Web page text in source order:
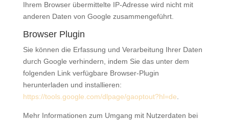
Ihrem Browser übermittelte IP-Adresse wird nicht mit
anderen Daten von Google zusammengeführt.
Browser Plugin
Sie können die Erfassung und Verarbeitung Ihrer Daten
durch Google verhindern, indem Sie das unter dem
folgenden Link verfügbare Browser-Plugin
herunterladen und installieren:
https://tools.google.com/dlpage/gaoptout?hl=de
Mehr Informationen zum Umgang mit Nutzerdaten bei